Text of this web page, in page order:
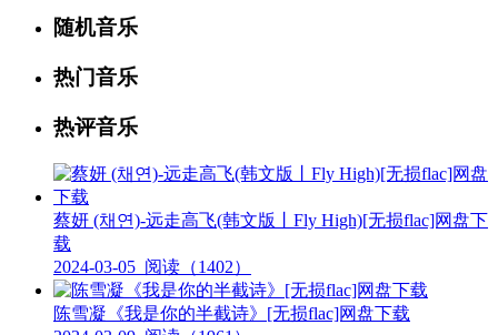
随机音乐
热门音乐
热评音乐
蔡妍 (채연)-远走高飞(韩文版丨Fly High)[无损flac]网盘下
载
2024-03-05 阅读（1402）
陈雪凝《我是你的半截诗》[无损flac]网盘下载